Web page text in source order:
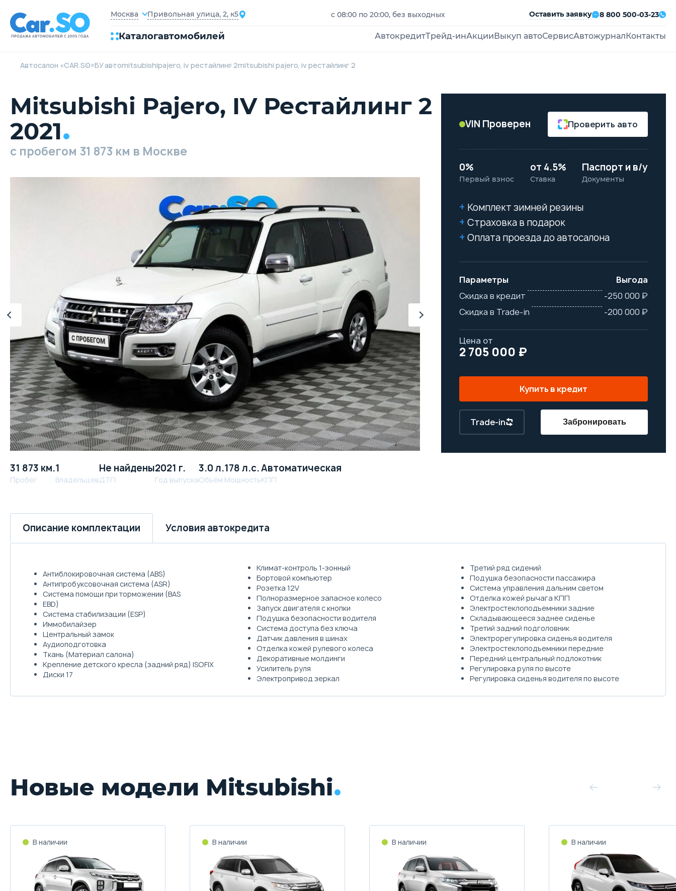
Москва Привольная улица, 2, к5 с 08:00 по 20:00, без выходных Оставить заявку 8 800 500-03-23
Каталогавтомобилей АвтокредитТрейд-инАкции Выкуп автоСервисАвтожурнал Контакты
Автосалон «CAR.SO»БУ автоmitsubishipajero, iv рестайлинг 2mitsubishi pajero, iv рестайлинг 2
Mitsubishi Pajero, IV Рестайлинг 2
2021
c пробегом 31 873 км в Москве
31 873 км.
Пробег
1
Владельцев
Не найдены
ДТП
2021 г.
Год выпуска
3.0 л.
Объём
178 л.с.
Мощность
Автоматическая
КПП
VIN Проверен Проверить авто
0%
Первый взнос
от 4.5%
Ставка
Паспорт и в/у
Документы
Комплект зимней резины
Страховка в подарок
Оплата проезда до автосалона
Параметры
Выгода
Скидка в кредит
-250 000 ₽
Скидка в Trade-in
-200 000 ₽
Цена от
2 705 000 ₽
Купить в кредит
Trade-in Забронировать
Описание комплектации Условия автокредита
Антиблокировочная система (ABS)
Антипробуксовочная система (ASR)
Система помощи при торможении (BAS
EBD)
Система стабилизации (ESP)
Иммобилайзер
Центральный замок
Аудиоподготовка
Ткань (Материал салона)
Крепление детского кресла (задний ряд) ISOFIX
Диски 17
Климат-контроль 1-зонный
Бортовой компьютер
Розетка 12V
Полноразмерное запасное колесо
Запуск двигателя с кнопки
Подушка безопасности водителя
Система доступа без ключа
Датчик давления в шинах
Отделка кожей рулевого колеса
Декоративные молдинги
Усилитель руля
Электропривод зеркал
Третий ряд сидений
Подушка безопасности пассажира
Система управления дальним светом
Отделка кожей рычага КПП
Электростеклоподъемники задние
Складывающееся заднее сиденье
Третий задний подголовник
Электрорегулировка сиденья водителя
Электростеклоподъемники передние
Передний центральный подлокотник
Регулировка руля по высоте
Регулировка сиденья водителя по высоте
Новые модели Mitsubishi